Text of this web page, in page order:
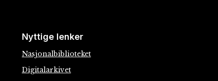
Nyttige lenker
Nasjonalbiblioteket
Digitalarkivet